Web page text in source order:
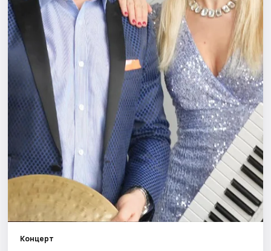
Города
Площадки
Артисты
Рейтинги
Концерт